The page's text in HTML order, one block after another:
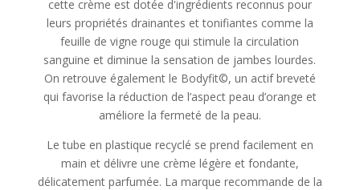
cette crème est dotée d'ingrédients reconnus pour
leurs propriétés drainantes et tonifiantes comme la
feuille de vigne rouge qui stimule la circulation
sanguine et diminue la sensation de jambes lourdes.
On retrouve également le Bodyfit©, un actif breveté
qui favorise la réduction de l’aspect peau d’orange et
améliore la fermeté de la peau.
Le tube en plastique recyclé se prend facilement en
main et délivre une crème légère et fondante,
délicatement parfumée. La marque recommande de la